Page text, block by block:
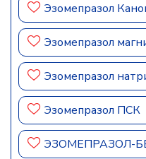
Эзомепразол
Эзомепразол
Эзомепразол
Эзомепразол ПСК
ЭЗОМЕПРАЗОЛ-